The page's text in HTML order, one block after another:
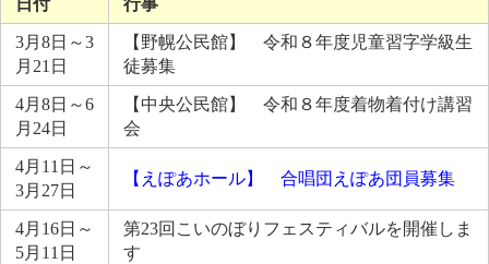
日付 行事
3月8日～3
月21日
【野幌公民館】 令和８年度児童習字学級生
徒募集
4月8日～6
月24日
【中央公民館】 令和８年度着物着付け講習
会
4月11日～
3月27日
【えぽあホール】 合唱団えぽあ団員募集
4月16日～
5月11日
第23回こいのぼりフェスティバルを開催しま
す